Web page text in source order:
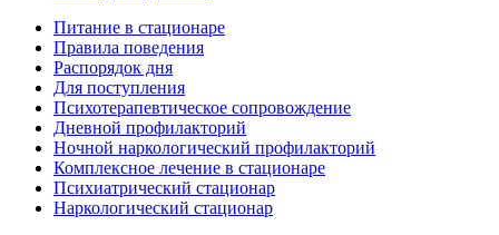
Питание в стационаре
Правила поведения
Распорядок дня
Для поступления
Психотерапевтическое сопровождение
Дневной профилакторий
Ночной наркологический профилакторий
Комплексное лечение в стационаре
Психиатрический стационар
Наркологический стационар